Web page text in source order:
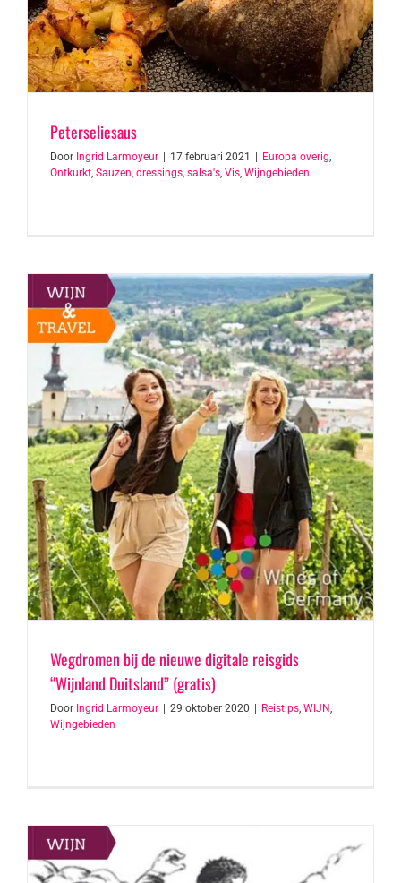
Peterseliesaus
Door Ingrid Larmoyeur 17 februari 2021 Europa overig,
Ontkurkt, Sauzen, dressings, salsa's, Vis, Wijngebieden
Wegdromen bij de nieuwe digitale reisgids
“Wijnland Duitsland” (gratis)
Door Ingrid Larmoyeur 29 oktober 2020 Reistips, WIJN,
Wijngebieden